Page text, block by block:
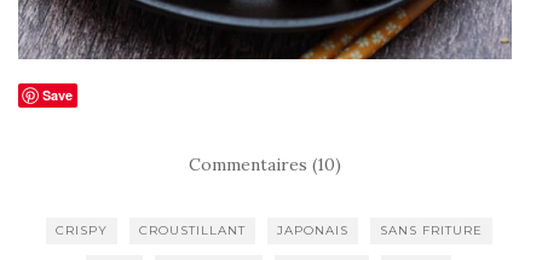
Save
Commentaires (10)
CRISPY CROUSTILLANT JAPONAIS SANS FRITURE